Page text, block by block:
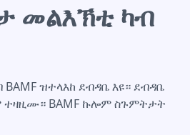
መልእኽቲ ካብ
ዝተላእከ ደብዳቤ እዩ። ደብዳቤ
ተዛዚሙ። BAMF ኩሎም ስጉምትታት